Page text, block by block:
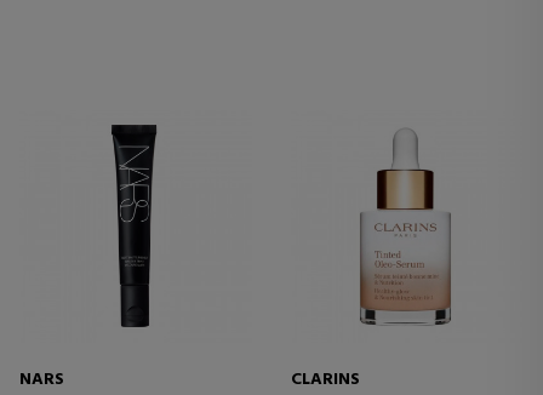
NARS
CLARINS